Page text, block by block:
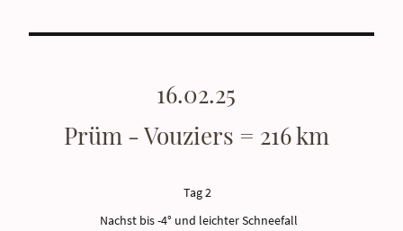
16.02.25
Prüm - Vouziers = 216 km
Tag 2
Nachst bis -4° und leichter Schneefall